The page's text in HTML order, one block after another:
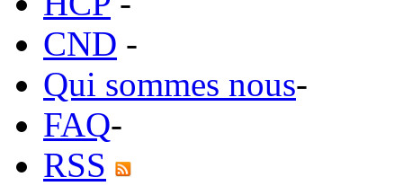
CND -
Qui sommes nous-
FAQ-
RSS